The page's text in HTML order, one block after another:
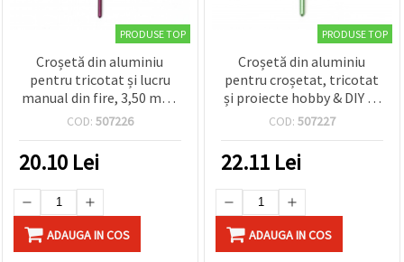
PRODUSE TOP
Croșetă din aluminiu
pentru tricotat și lucru
manual din fire, 3,50 mm,
15 cm, SKC
COD: 507226
20.10 Lei
ADAUGA IN COS
PRODUSE TOP
Croșetă din aluminiu
pentru croșetat, tricotat
și proiecte hobby & DIY cu
fire, 4,50 mm, 15 cm, SKC
COD: 507227
22.11 Lei
ADAUGA IN COS